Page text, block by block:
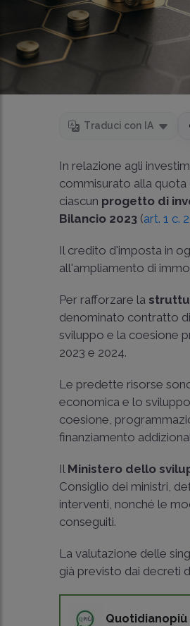
Traduci con IA
In relazione agli
commisurato alla
ciascun progetto di
Bilancio 2023 (art. 1 c.
Il credito d'imposta in
all'ampliamento di
Per rafforzare la
denominato contratto
sviluppo e la coesione
2023 e 2024.
Le predette risorse
economica e lo
coesione,
finanziamento
Il Ministero dello
Consiglio dei ministri,
interventi, nonché le
conseguiti.
La valutazione delle
già previsto dai decreti
Quotidianopiù